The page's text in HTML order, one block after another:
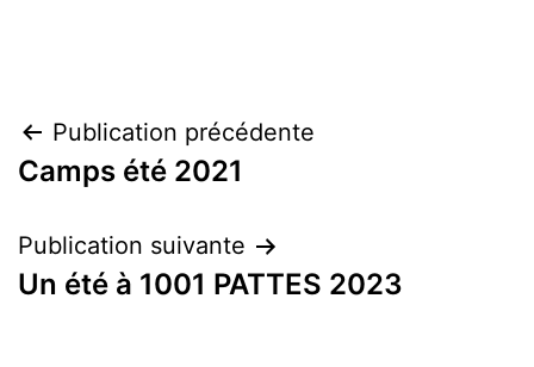
Navigation
de
l’article
Publication précédente
Camps été 2021
Publication suivante
Un été à 1001 PATTES 2023